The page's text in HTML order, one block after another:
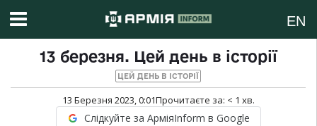
EN
13 березня. Цей день в історії
ЦЕЙ ДЕНЬ В ІСТОРІЇ
13 Березня 2023, 0:01Прочитаєте за: < 1 хв.
Слідкуйте за АрміяInform в Google